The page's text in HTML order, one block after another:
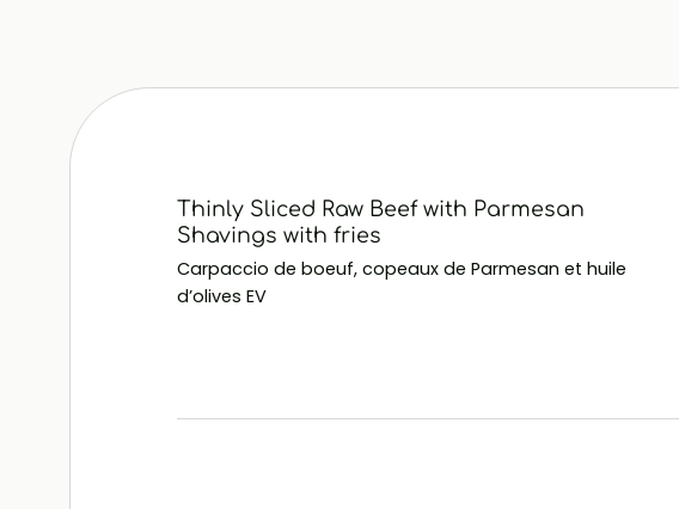
Thinly Sliced Raw Beef with Parmesan
Shavings with fries
Carpaccio de boeuf, copeaux de Parmesan et huile
d’olives EV